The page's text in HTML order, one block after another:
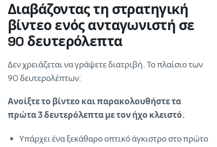
Διαβάζοντας τη στρατηγική
βίντεο ενός ανταγωνιστή σε
90 δευτερόλεπτα
Δεν χρειάζεται να γράψετε διατριβή. Το πλαίσιο των
90 δευτερολέπτων:
Ανοίξτε το βίντεο και παρακολουθήστε τα
πρώτα 3 δευτερόλεπτα με τον ήχο κλειστό.
Υπάρχει ένα ξεκάθαρο οπτικό άγκιστρο στο πρώτο